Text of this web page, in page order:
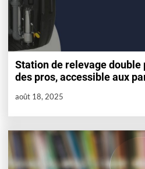
Station de relevage
des pros, accessible aux
août 18, 2025